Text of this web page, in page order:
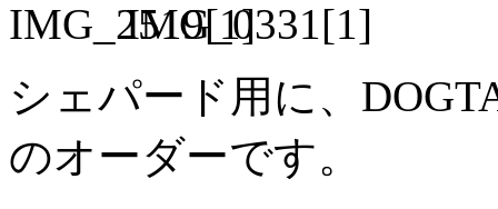
シェパード用に、
のオーダーです。